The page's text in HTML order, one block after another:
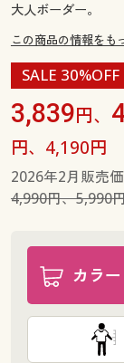
よくある質問
大人ボーダー。
この商品の情報をも
SALE 30%OFF
3,839円、
円、4,190円
2026年2月販売価
4,990円、5,990
カラ